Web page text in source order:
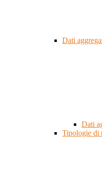
Dati
Dati
Tipologie di